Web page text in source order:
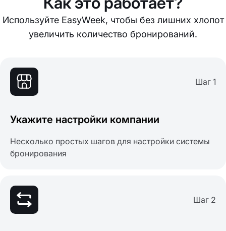
Используйте EasyWeek, чтобы без лишних хлопот
увеличить количество бронирований.
Шаг 1
Укажите настройки компании
Несколько простых шагов для настройки системы
бронирования
Шаг 2